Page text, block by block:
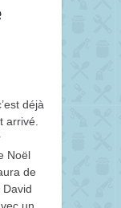
déjà
arrivé.
Noël
de
un